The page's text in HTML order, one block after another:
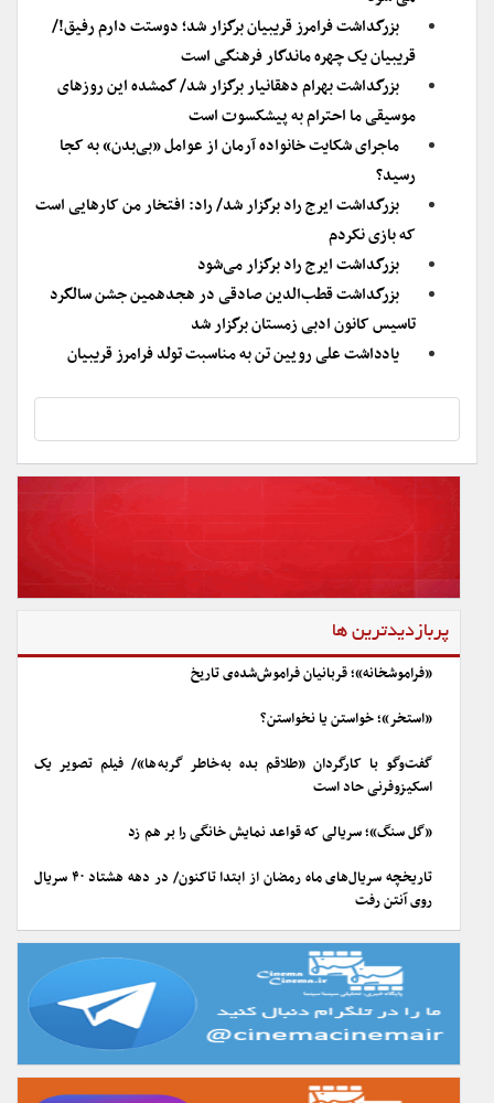
بزرگداشت فرامرز قریبیان برگزار شد؛ دوستت دارم رفیق!/
قریبیان یک چهره ماندگار فرهنگی است
بزرگداشت بهرام دهقانیار برگزار شد/ گمشده این روزهای
موسیقی ما احترام به پیشکسوت است
ماجرای شکایت خانواده آرمان از عوامل «بی‌بدن» به کجا
رسید؟
بزرگداشت ایرج راد برگزار شد/ راد: افتخار من کارهایی است
که بازی نکردم
بزرگداشت ایرج راد برگزار می‌شود
بزرگداشت قطب‌الدین صادقی در هجدهمین جشن سالگرد
تاسیس کانون ادبی زمستان برگزار شد
یادداشت علی رویین تن به مناسبت تولد فرامرز قریبیان
پربازدیدترین ها
«فراموشخانه»؛ قربانیان فراموش‌شده‌ی تاریخ
«استخر»؛ خواستن یا نخواستن؟
گفت‌وگو با کارگردان «طلاقم بده به خاطر گربه ها»/ فیلم تصویر یک
اسکیزوفرنی حاد است
«گل سنگ»؛ سریالی که قواعد نمایش خانگی را بر هم زد
تاریخچه سریال‌های ماه رمضان از ابتدا تاکنون/ در دهه هشتاد ۴۰ سریال
روی آنتن رفت